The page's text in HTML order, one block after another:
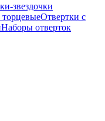
звездочки
Отвертки с
Наборы отверток